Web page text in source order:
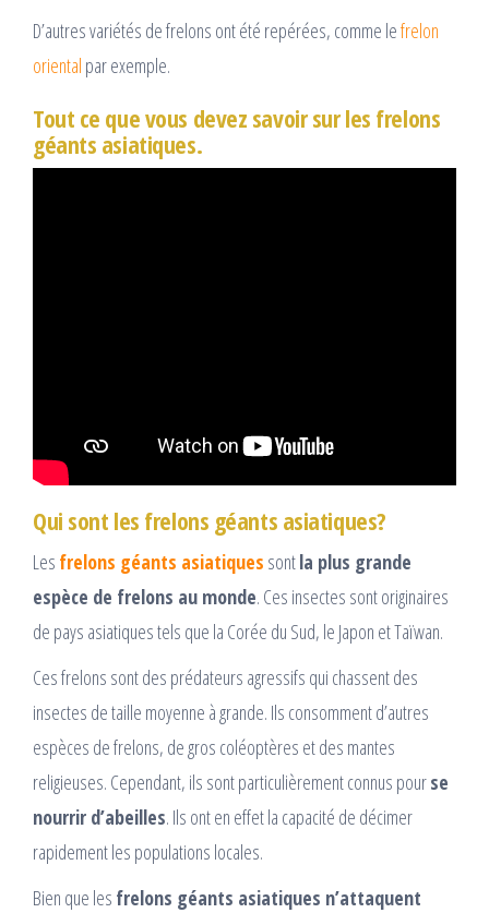
D’autres variétés de frelons ont été repérées, comme lefrelon
oriental par exemple.
Tout ce que vous devez savoir sur les frelons
géants asiatiques.
Qui sont les frelons géants asiatiques?
Les frelons géants asiatiques sontla plus grande
espèce de frelons au monde. Ces insectes sont originaires
de pays asiatiques tels que la Corée du Sud, le Japon et Taïwan.
Ces frelons sont des prédateurs agressifs qui chassent des
insectes de taille moyenne à grande. Ils consomment d’autres
espèces de frelons, de gros coléoptères et des mantes
religieuses. Cependant, ils sont particulièrement connus pourse
nourrir d’abeilles. Ils ont en effet la capacité de décimer
rapidement les populations locales.
Bien que les frelons géants asiatiques n’attaquent